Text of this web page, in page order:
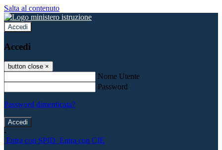
Salta al contenuto
Accedi
Accedi
button close ×
Nome Utente
Password
Password dimenticata?
-
Entra con SPID Entra con CIE